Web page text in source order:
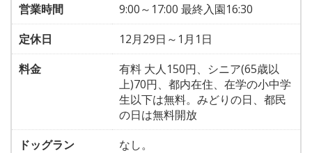
営業時間
9:00～17:00 最終入園16:30
定休日
12月29日～1月1日
料金
有料 大人150円、シニア(65歳以
上)70円、都内在住、在学の小中学
生以下は無料。みどりの日、都民
の日は無料開放
ドッグラン
なし。